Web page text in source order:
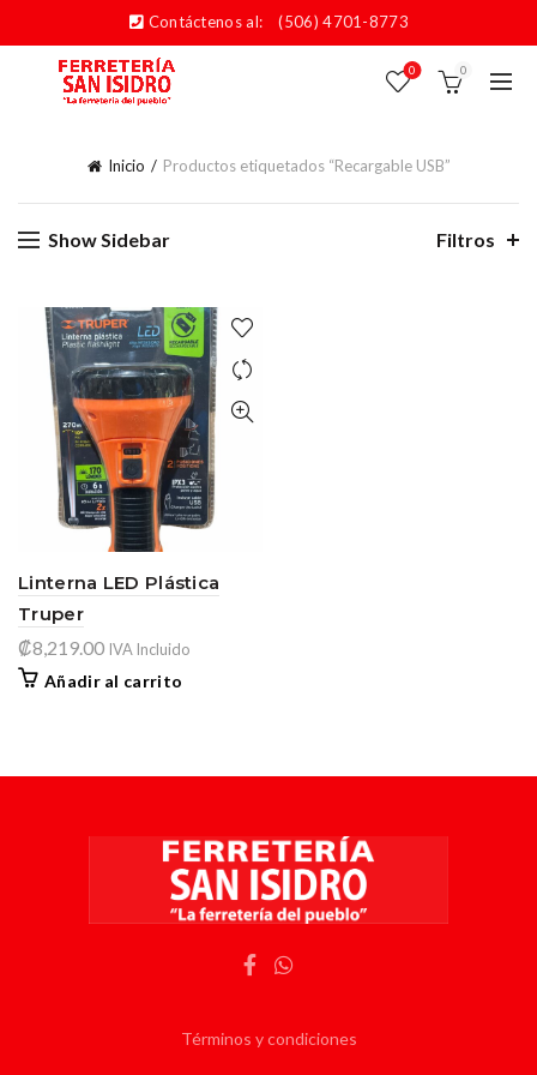
Contáctenos al: (506) 4701-8773
0 0
Inicio Productos etiquetados “Recargable USB”
Show Sidebar Filtros
Linterna LED Plástica
Truper
₡8,219.00 IVA Incluido
Añadir al carrito
Términos y condiciones